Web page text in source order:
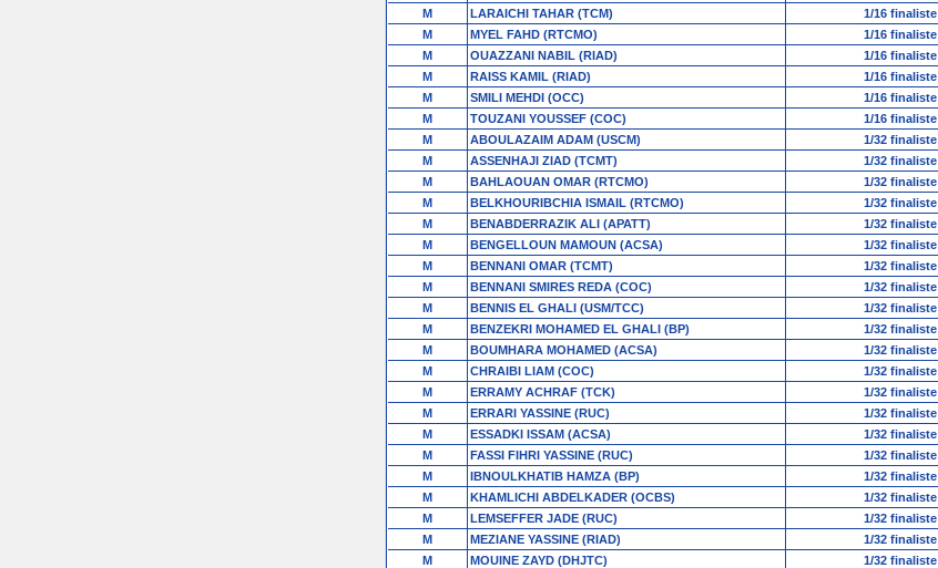
M
LARAICHI TAHAR (TCM) 1/16 finaliste
M
MYEL FAHD (RTCMO) 1/16 finaliste
M
OUAZZANI NABIL (RIAD) 1/16 finaliste
M
RAISS KAMIL (RIAD) 1/16 finaliste
M
SMILI MEHDI (OCC) 1/16 finaliste
M
TOUZANI YOUSSEF (COC) 1/16 finaliste
M
ABOULAZAIM ADAM (USCM) 1/32 finaliste
M
ASSENHAJI ZIAD (TCMT) 1/32 finaliste
M
BAHLAOUAN OMAR (RTCMO) 1/32 finaliste
M
BELKHOURIBCHIA ISMAIL (RTCMO) 1/32 finaliste
M
BENABDERRAZIK ALI (APATT) 1/32 finaliste
M
BENGELLOUN MAMOUN (ACSA) 1/32 finaliste
M
BENNANI OMAR (TCMT) 1/32 finaliste
M
BENNANI SMIRES REDA (COC) 1/32 finaliste
M
BENNIS EL GHALI (USM/TCC) 1/32 finaliste
M
BENZEKRI MOHAMED EL GHALI (BP) 1/32 finaliste
M
BOUMHARA MOHAMED (ACSA) 1/32 finaliste
M
CHRAIBI LIAM (COC) 1/32 finaliste
M
ERRAMY ACHRAF (TCK) 1/32 finaliste
M
ERRARI YASSINE (RUC) 1/32 finaliste
M
ESSADKI ISSAM (ACSA) 1/32 finaliste
M
FASSI FIHRI YASSINE (RUC) 1/32 finaliste
M
IBNOULKHATIB HAMZA (BP) 1/32 finaliste
M
KHAMLICHI ABDELKADER (OCBS) 1/32 finaliste
M
LEMSEFFER JADE (RUC) 1/32 finaliste
M
MEZIANE YASSINE (RIAD) 1/32 finaliste
M
MOUINE ZAYD (DHJTC) 1/32 finaliste